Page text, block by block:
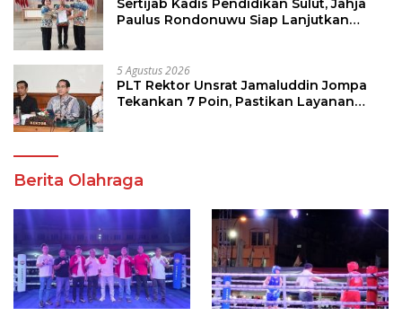
Sertijab Kadis Pendidikan Sulut, Jahja
Paulus Rondonuwu Siap Lanjutkan
5 Agustus 2026
PLT Rektor Unsrat Jamaluddin Jompa
Tekankan 7 Poin, Pastikan Layanan
Berita Olahraga